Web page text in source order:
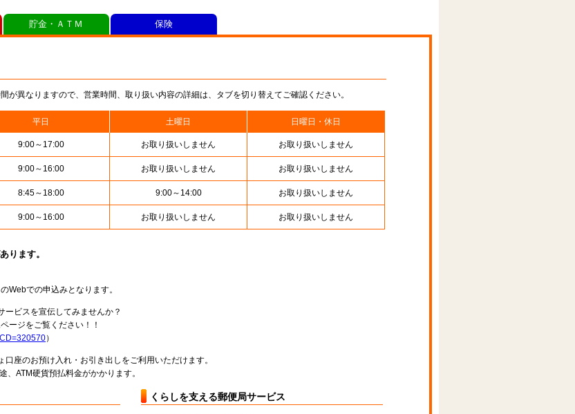
異なりますので、営業時間、取り扱い内容の詳細は、タブを切り替えてご確認ください。
平日 土曜日 日曜日・休日
9:00～17:00 お取り扱いしません お取り扱いしません
9:00～16:00 お取り扱いしません お取り扱いしません
8:45～18:00 9:00～14:00 お取り扱いしません
9:00～16:00 お取り扱いしません お取り扱いしません
ります。
Webでの申込みとなります。
ービスを宣伝してみませんか？
ージをご覧ください！！
）
座のお預け入れ・お引き出しをご利用いただけます。
ATM硬貨預払料金がかかります。
くらしを支える郵便局サービス
貯金・ＡＴＭ 保険